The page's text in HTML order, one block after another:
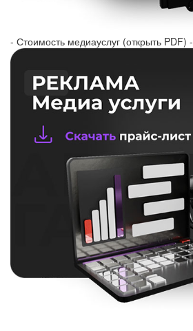
- Стоимость медиауслуг (открыть PDF) -